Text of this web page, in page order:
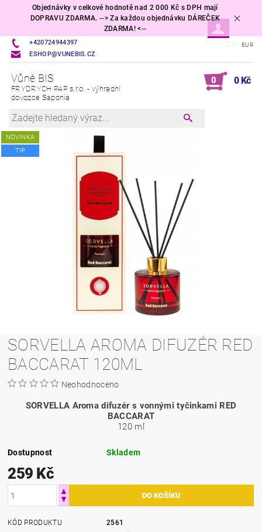
Objednávky v celkové hodnotě nad 2 000 Kč s DPH mají
DOPRAVU ZDARMA. --> Za každou objednávku DÁREČEK
ZDARMA! <--
+420724944397
ESHOP@VUNEBIS.CZ
EUR
Vůně BIS
FRYDRYCH PAP s.r.o. - výhradní
dovozce Saponia
0 0 Kč
NOVINKA
TIP
SORVELLA AROMA DIFUZÉR RED
BACCARAT 120ML
Neohodnoceno
SORVELLA Aroma difuzér s vonnými tyčinkami RED
BACCARAT
120 ml
Dostupnost Skladem
259 Kč
KÓD PRODUKTU
2561